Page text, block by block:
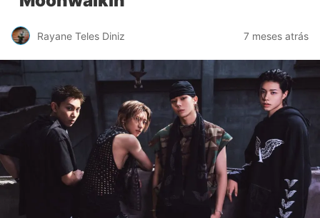
Rayane Teles Diniz 7 meses atrás